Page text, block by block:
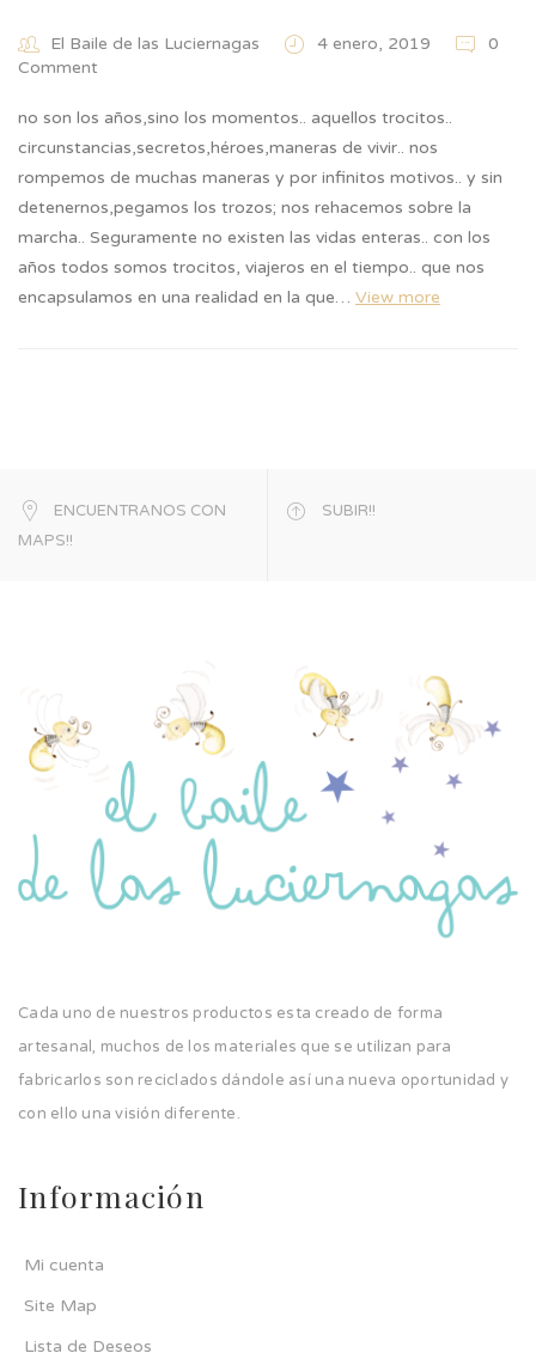
El Baile de las Luciernagas 4 enero, 2019
0
Comment
no son los años,sino los momentos.. aquellos trocitos..
circunstancias,secretos,héroes,maneras de vivir.. nos
rompemos de muchas maneras y por infinitos motivos.. y sin
detenernos,pegamos los trozos; nos rehacemos sobre la
marcha.. Seguramente no existen las vidas enteras.. con los
años todos somos trocitos, viajeros en el tiempo.. que nos
encapsulamos en una realidad en la que… View more
ENCUENTRANOS CON
MAPS!!
SUBIR!!
Cada uno de nuestros productos esta creado de forma
artesanal, muchos de los materiales que se utilizan para
fabricarlos son reciclados dándole así una nueva oportunidad y
con ello una visión diferente.
Información
Mi cuenta
Site Map
Lista de Deseos